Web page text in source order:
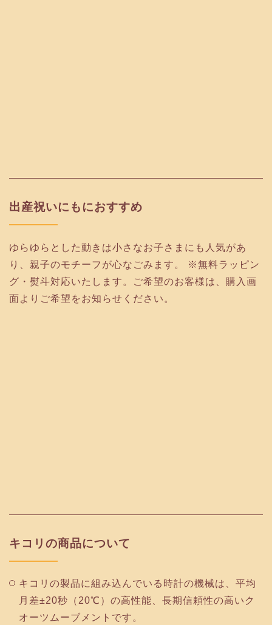
出産祝いにもにおすすめ
ゆらゆらとした動きは小さなお子さまにも人気があ
り、親子のモチーフが心なごみます。 ※無料ラッピン
グ・熨斗対応いたします。ご希望のお客様は、購入画
面よりご希望をお知らせください。
キコリの商品について
キコリの製品に組み込んでいる時計の機械は、平均
月差±20秒（20℃）の高性能、長期信頼性の高いク
オーツムーブメントです。